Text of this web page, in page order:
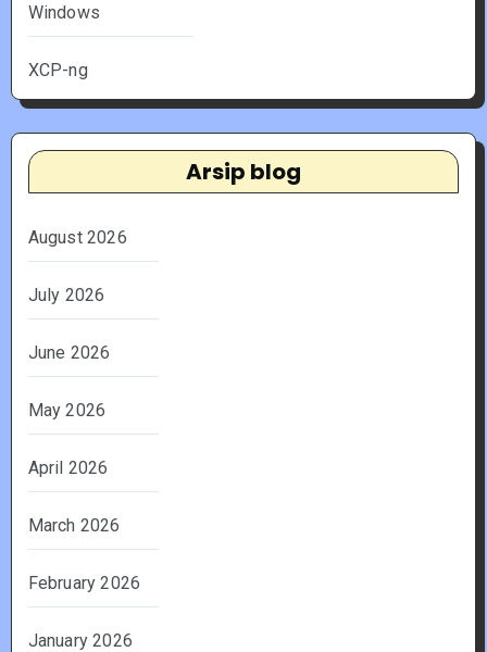
Windows
XCP-ng
Arsip blog
August 2026
July 2026
June 2026
May 2026
April 2026
March 2026
February 2026
January 2026